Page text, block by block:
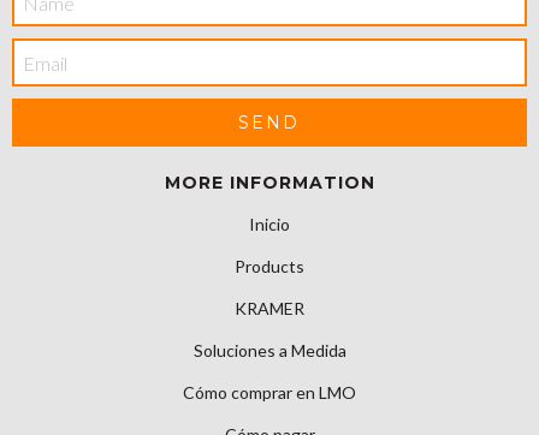
MORE INFORMATION
Inicio
Products
KRAMER
Soluciones a Medida
Cómo comprar en LMO